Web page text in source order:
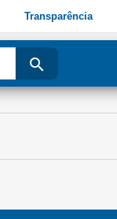
Transparência
search